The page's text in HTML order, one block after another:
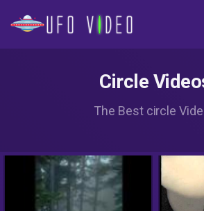
Circle
The Best circle